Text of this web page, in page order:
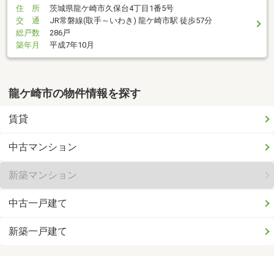
住 所
茨城県龍ケ崎市久保台4丁目1番5号
交 通
JR常磐線(取手～いわき) 龍ケ崎市駅 徒歩57分
総戸数
286戸
築年月
平成7年10月
龍ケ崎市の物件情報を探す
賃貸
中古マンション
新築マンション
中古一戸建て
新築一戸建て